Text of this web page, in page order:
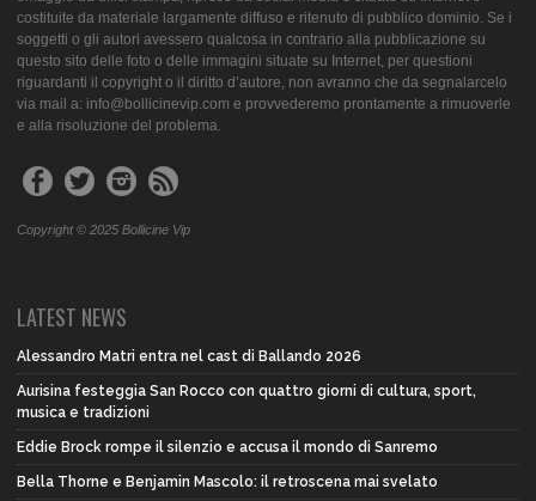
costituite da materiale largamente diffuso e ritenuto di pubblico dominio. Se i
soggetti o gli autori avessero qualcosa in contrario alla pubblicazione su
questo sito delle foto o delle immagini situate su Internet, per questioni
riguardanti il copyright o il diritto d’autore, non avranno che da segnalarcelo
via mail a: info@bollicinevip.com e provvederemo prontamente a rimuoverle
e alla risoluzione del problema.
Copyright © 2025 Bollicine Vip
LATEST NEWS
Alessandro Matri entra nel cast di Ballando 2026
Aurisina festeggia San Rocco con quattro giorni di cultura, sport,
musica e tradizioni
Eddie Brock rompe il silenzio e accusa il mondo di Sanremo
Bella Thorne e Benjamin Mascolo: il retroscena mai svelato